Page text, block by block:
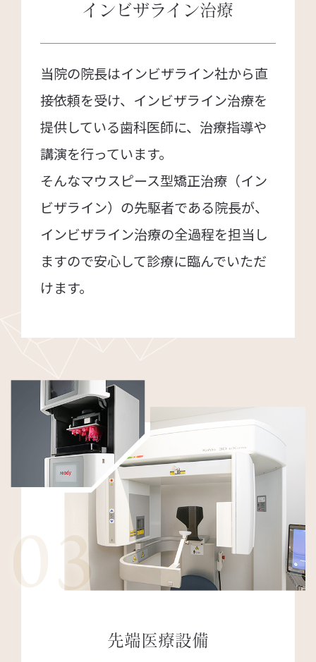
インビザライン治療
当院の院長はインビザライン社から直
接依頼を受け、インビザライン治療を
提供している歯科医師に、治療指導や
講演を行っています。
そんなマウスピース型矯正治療（イン
ビザライン）の先駆者である院長が、
インビザライン治療の全過程を担当し
ますので安心して診療に臨んでいただ
けます。
03
先端医療設備